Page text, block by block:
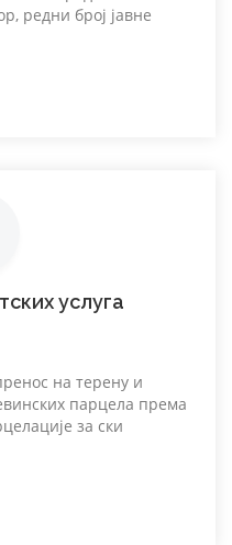
редни број јавне
услуга
на терену и
парцела према
за ски